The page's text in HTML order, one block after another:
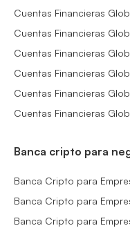
Cuentas Financieras
Cuentas Financieras
Cuentas Financieras
Cuentas Financieras
Cuentas Financieras
Cuentas Financieras
Banca cripto para
Banca Cripto para
Banca Cripto para
Banca Cripto para